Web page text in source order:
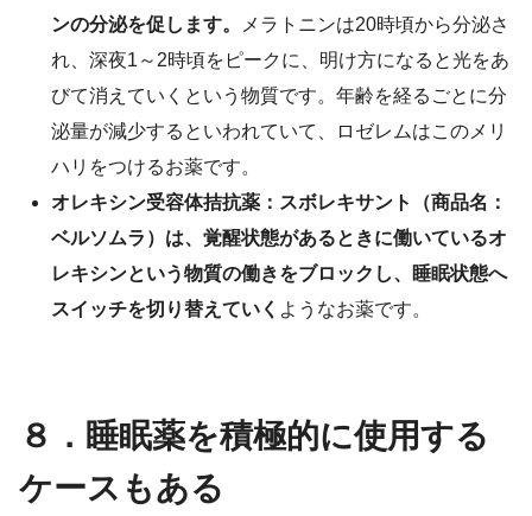
ンの分泌を促します。
メラトニンは20時頃から分泌さ
れ、深夜1～2時頃をピークに、明け方になると光をあ
びて消えていくという物質です。年齢を経るごとに分
泌量が減少するといわれていて、ロゼレムはこのメリ
ハリをつけるお薬です。
オレキシン受容体拮抗薬：スボレキサント（商品名：
ベルソムラ）は、覚醒状態があるときに働いているオ
レキシンという物質の働きをブロックし、睡眠状態へ
スイッチを切り替えていく ようなお薬です。
８．睡眠薬を積極的に使用する
ケースもある